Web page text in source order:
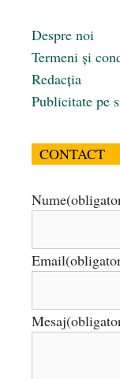
Despre noi
Termeni și
Redacția
Publicitate pe
CONTACT
Nume
Email
Mesaj